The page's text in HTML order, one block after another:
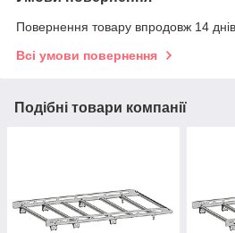
Повернення товару впродовж 14
Всі умови повернення
Подібні товари компанії